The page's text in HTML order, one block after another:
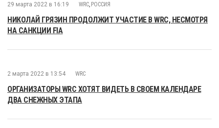
29 марта 2022 в 16:19 WRC, РОССИЯ
НИКОЛАЙ ГРЯЗИН ПРОДОЛЖИТ УЧАСТИЕ В WRC, НЕСМОТРЯ
НА САНКЦИИ FIA
2 марта 2022 в 13:54 WRC
ОРГАНИЗАТОРЫ WRC ХОТЯТ ВИДЕТЬ В СВОЕМ КАЛЕНДАРЕ
ДВА СНЕЖНЫХ ЭТАПА